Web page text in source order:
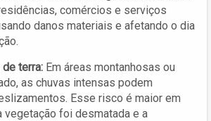
comércios e serviços
danos materiais e afetando o dia
terra: Em áreas montanhosas ou
as chuvas intensas podem
Esse risco é maior em
vegetação foi desmatada e a